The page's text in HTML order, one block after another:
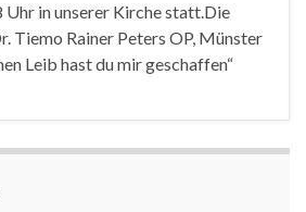
Uhr in unserer Kirche statt.Die
Tiemo Rainer Peters OP, Münster
Leib hast du mir geschaffen“